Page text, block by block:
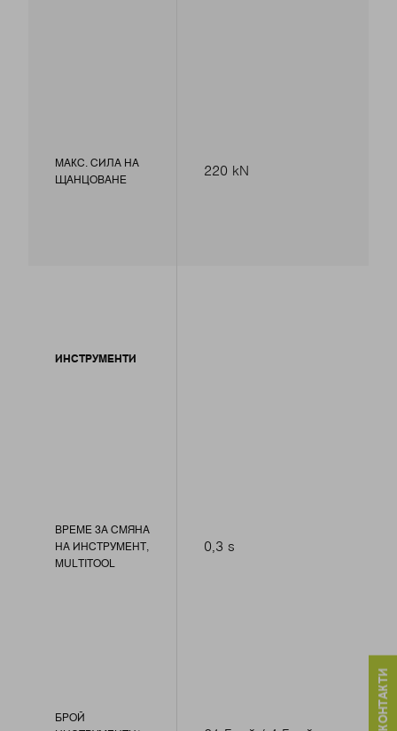
МАКС. СИЛА НА
ЩАНЦОВАНЕ
ИНСТРУМЕНТИ
ВРЕМЕ ЗА СМЯНА
НА ИНСТРУМЕНТ,
MULTITOOL
БРОЙ
220 kN
0,3 s